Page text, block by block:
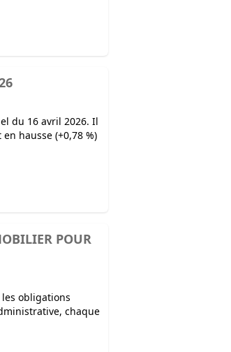
du 16 avril 2026. Il
hausse (+0,78 %)
POUR
obligations
chaque